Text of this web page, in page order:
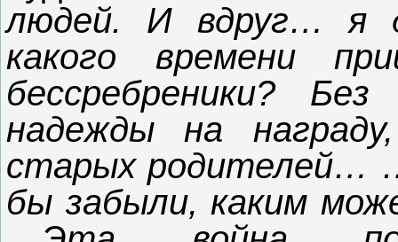
людей. И вдруг… я
какого времени
бессребреники?
надежды на
старых родителей…
бы забыли, каким